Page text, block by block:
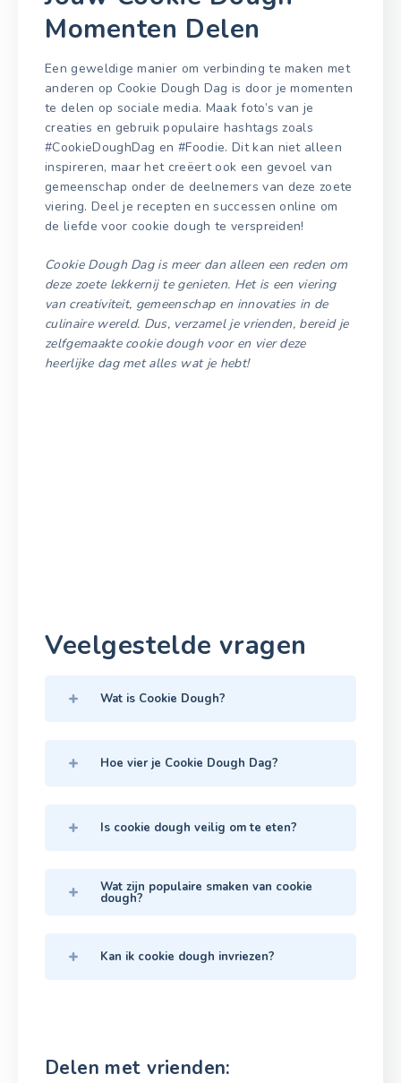
Momenten Delen
Een geweldige manier om verbinding te maken met
anderen op Cookie Dough Dag is door je momenten
te delen op sociale media. Maak foto’s van je
creaties en gebruik populaire hashtags zoals
#CookieDoughDag en #Foodie. Dit kan niet alleen
inspireren, maar het creëert ook een gevoel van
gemeenschap onder de deelnemers van deze zoete
viering. Deel je recepten en successen online om
de liefde voor cookie dough te verspreiden!
Cookie Dough Dag is meer dan alleen een reden om
deze zoete lekkernij te genieten. Het is een viering
van creativiteit, gemeenschap en innovaties in de
culinaire wereld. Dus, verzamel je vrienden, bereid je
zelfgemaakte cookie dough voor en vier deze
heerlijke dag met alles wat je hebt!
Veelgestelde vragen
Wat is Cookie Dough?
Hoe vier je Cookie Dough Dag?
Is cookie dough veilig om te eten?
Wat zijn populaire smaken van cookie
dough?
Kan ik cookie dough invriezen?
Delen met vrienden: